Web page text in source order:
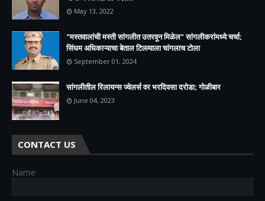
May 13, 2022
"मस्तवालांची मस्ती सांगलीत उतरवून मिळेल" सांगलीकरांमध्ये चर्चा;
सिंघम अधिकाऱ्याचा बेताल टिल्ल्याला चांगलाच टोला
September 01, 2024
सांगलीतील रिलायन्स ज्वेलर्स वर भरदिवसा दरोडा; गोळीबार
June 04, 2023
CONTACT US
Name